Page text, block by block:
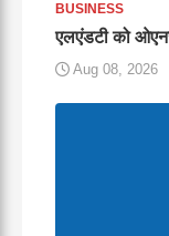
BUSINESS
एलएंडटी को
Aug 08, 2026